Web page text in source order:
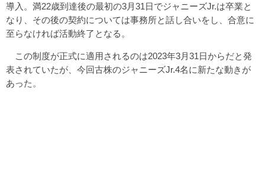
導入。満22歳到達後の最初の3月31日でジャニーズJr.は卒業と
なり、その後の契約については事務所と話し合いをし、合意に
至らなければ活動終了となる。
この制度が正式に適用されるのは2023年3月31日からだと発
表されていたが、今回古株のジャニーズJr.4名に新たな動きが
あった。